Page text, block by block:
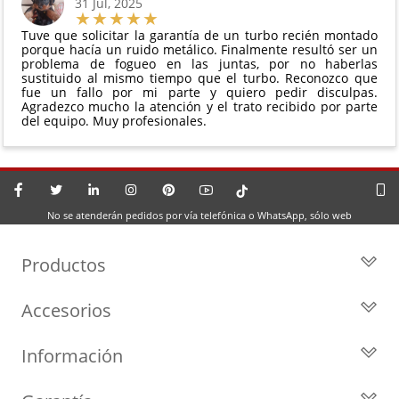
Tuve que solicitar la garantía de un turbo recién montado
porque hacía un ruido metálico. Finalmente resultó ser un
problema de fogueo en las juntas, por no haberlas
sustituido al mismo tiempo que el turbo. Reconozco que
fue un fallo por mi parte y quiero pedir disculpas.
Agradezco mucho la atención y el trato recibido por parte
del equipo. Muy profesionales.
No se atenderán pedidos por vía telefónica o WhatsApp, sólo web
Productos
Turbos por Marca
Cartuchos
Accesorios
Geometrías
Información